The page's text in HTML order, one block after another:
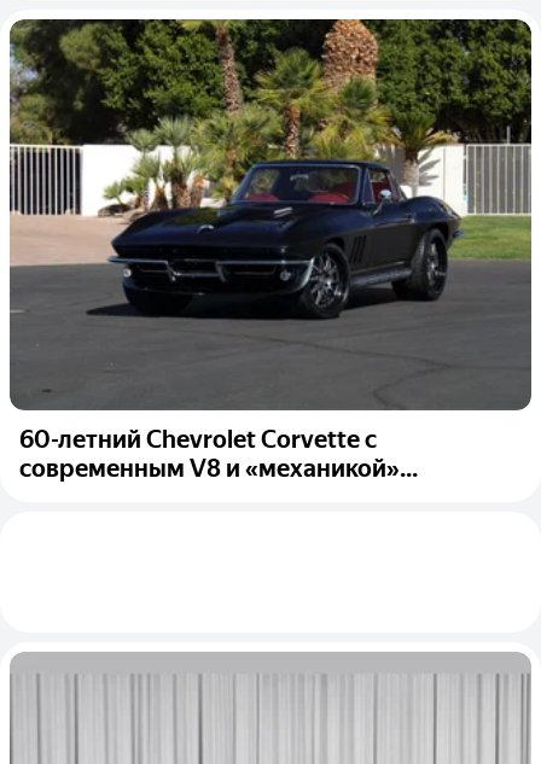
60-летний Chevrolet Corvette с
современным V8 и «механикой»...